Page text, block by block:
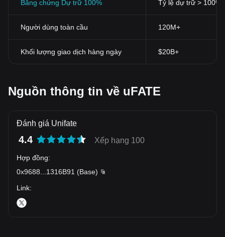
Bằng chứng Dự trữ 100% Tỷ lệ dự trữ > 100%
Người dùng toàn cầu 120M+
Khối lượng giao dịch hàng ngày $20B+
Nguồn thông tin về uFATE
Đánh giá Unifate
4.4 Xếp hạng 100
Hợp đồng:
0x9688
1316B91 (Base)
Link: